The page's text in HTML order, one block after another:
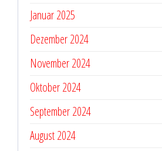
Januar 2025
Dezember 2024
November 2024
Oktober 2024
September 2024
August 2024